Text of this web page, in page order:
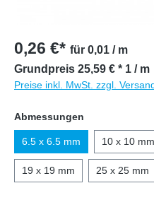
0,26 €* für 0,01 / m
Grundpreis 25,59 € * 1 / m
Preise inkl. MwSt. zzgl.
Abmessungen
6.5 x 6.5 mm 10 x 10 mm
19 x 19 mm 25 x 25 mm